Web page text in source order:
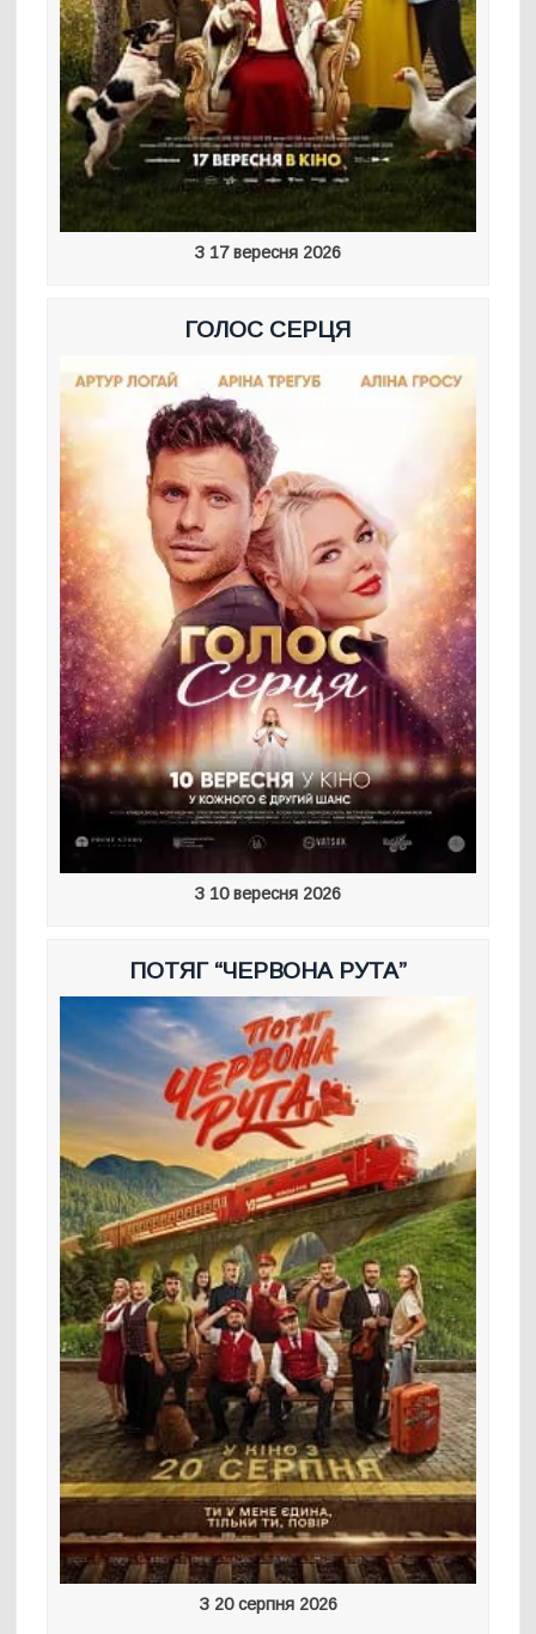
З 17 вересня 2026
ГОЛОС СЕРЦЯ
З 10 вересня 2026
ПОТЯГ “ЧЕРВОНА РУТА”
З 20 серпня 2026